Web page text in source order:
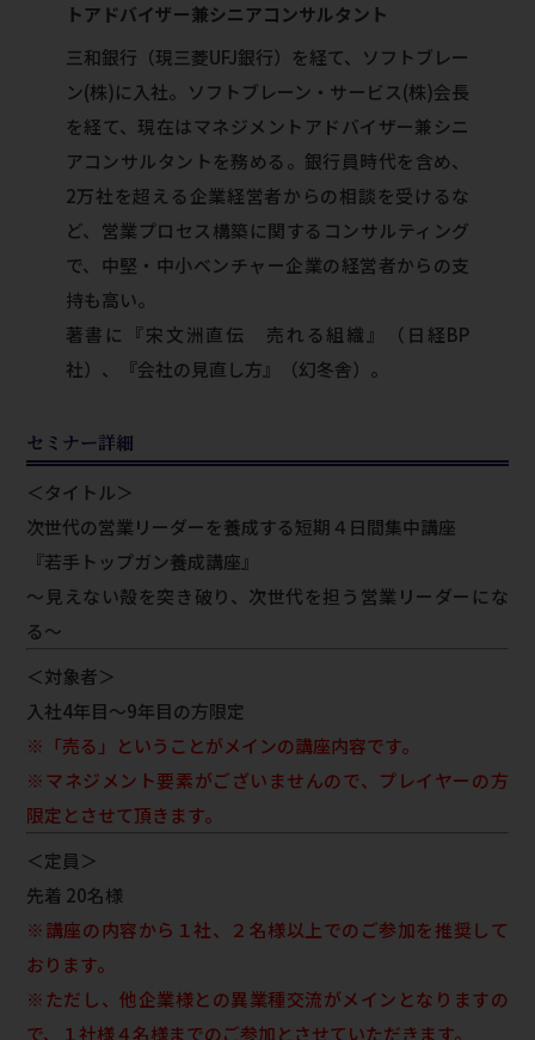
トアドバイザー兼シニアコンサルタント
三和銀行（現三菱UFJ銀行）を経て、ソフトブレー
ン(株)に入社。ソフトブレーン・サービス(株)会長
を経て、現在はマネジメントアドバイザー兼シニ
アコンサルタントを務める。銀行員時代を含め、
2万社を超える企業経営者からの相談を受けるな
ど、営業プロセス構築に関するコンサルティング
で、中堅・中小ベンチャー企業の経営者からの支
持も高い。
著書に『宋文洲直伝 売れる組織』（日経BP
社）、『会社の見直し方』（幻冬舎）。
セミナー詳細
＜タイトル＞
次世代の営業リーダーを養成する短期４日間集中講座
『若手トップガン養成講座』
～見えない殻を突き破り、次世代を担う営業リーダーにな
る～
＜対象者＞
入社4年目～9年目の方限定
※「売る」ということがメインの講座内容です。
※マネジメント要素がございませんので、プレイヤーの方
限定とさせて頂きます。
＜定員＞
先着 20名様
※講座の内容から１社、２名様以上でのご参加を推奨して
おります。
※ただし、他企業様との異業種交流がメインとなりますの
で、１社様４名様までのご参加とさせていただきます。